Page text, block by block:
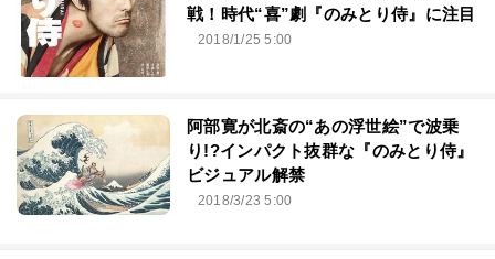
戦！時代“喜”劇『のみとり侍』に注目
2018/1/25 5:00
阿部寛が北斎の“あの浮世絵”で波乗
り!?インパクト抜群な『のみとり侍』
ビジュアル解禁
2018/3/23 5:00